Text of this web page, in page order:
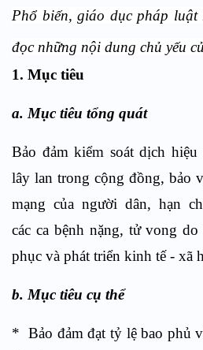
Phổ biến, giáo dục pháp
đọc những nội dung chủ yếu
1. Mục tiêu
a. Mục tiêu tổng quát
Bảo đảm kiểm soát dịch
lây lan trong cộng đồng, bảo
mạng của người dân, hạn
các ca bệnh nặng, tử vong
phục và phát triển kinh tế - xã
b. Mục tiêu cụ thể
* Bảo đảm đạt tỷ lệ bao phủ